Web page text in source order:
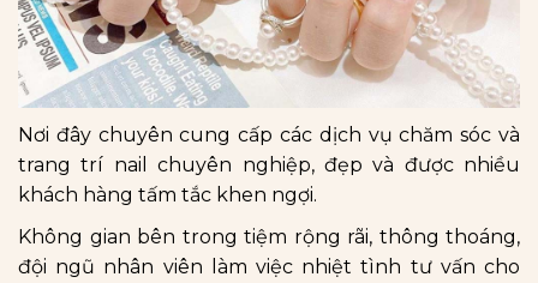
Nơi đây chuyên cung cấp các dịch vụ chăm sóc và
trang trí nail chuyên nghiệp, đẹp và được nhiều
khách hàng tấm tắc khen ngợi.
Không gian bên trong tiệm rộng rãi, thông thoáng,
đội ngũ nhân viên làm việc nhiệt tình tư vấn cho